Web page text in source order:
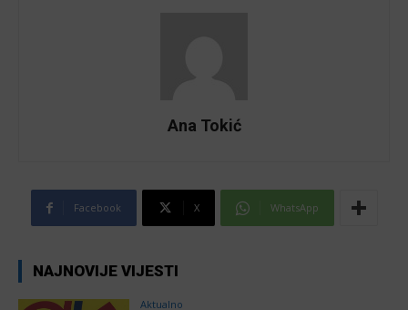
Ana Tokić
Facebook X WhatsApp
NAJNOVIJE VIJESTI
Aktualno